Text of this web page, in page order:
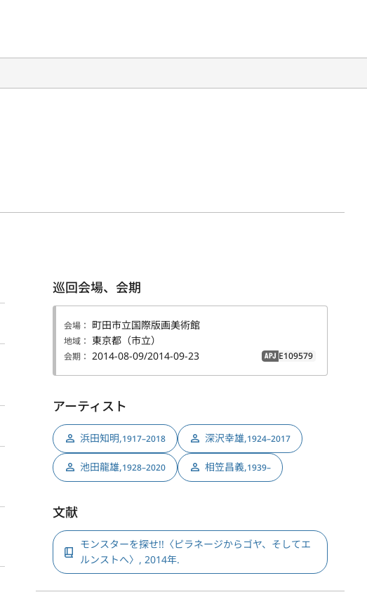
巡回会場、会期
会場： 町田市立国際版画美術館
地域： 東京都（市立）
会期： 2014-08-09/2014-09-23 APJ E109579
アーティスト
浜田知明,1917–2018 深沢幸雄,1924–2017
池田龍雄,1928–2020 相笠昌義,1939–
文献
モンスターを探せ!!〈ピラネージからゴヤ、そしてエ
ルンストへ〉, 2014年.